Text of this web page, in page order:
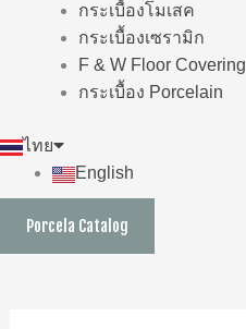
กระเบื้องโมเสค
กระเบื้องเซรามิก
F & W Floor Covering
กระเบื้อง Porcelain
ไทย
English
Porcela Catalog